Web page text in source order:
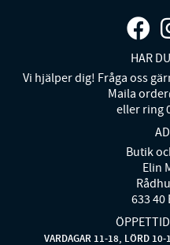
HAR
Vi hjälper dig! Fråga oss
Maila
eller ring
Butik
Elin
633 40
VARDAGAR 11-18, LÖRD